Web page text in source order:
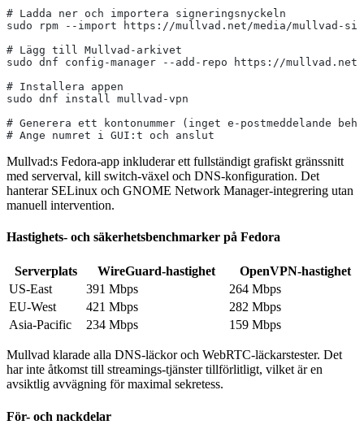
# Ladda ner och importera signeringsnyckeln
sudo rpm --import https://mullvad.net/media/mullvad-
# Lägg till Mullvad-arkivet
sudo dnf config-manager --add-repo https://mullvad.net/
# Installera appen
sudo dnf install mullvad-vpn
# Generera ett kontonummer (inget e-postmeddelande
# Ange numret i GUI:t och anslut
Mullvad:s Fedora-app inkluderar ett fullständigt grafiskt gränssnitt
med serverval, kill switch-växel och DNS-konfiguration. Det
hanterar SELinux och GNOME Network Manager-integrering utan
manuell intervention.
Hastighets- och säkerhetsbenchmarker på Fedora
Serverplats WireGuard-hastighet
OpenVPN-hastighet
US-East
391 Mbps
264 Mbps
EU-West
421 Mbps
282 Mbps
Asia-Pacific
234 Mbps 159 Mbps
Mullvad klarade alla DNS-läckor och WebRTC-läckarstester. Det
har inte åtkomst till streamings-tjänster tillförlitligt, vilket är en
avsiktlig avvägning för maximal sekretess.
För- och nackdelar